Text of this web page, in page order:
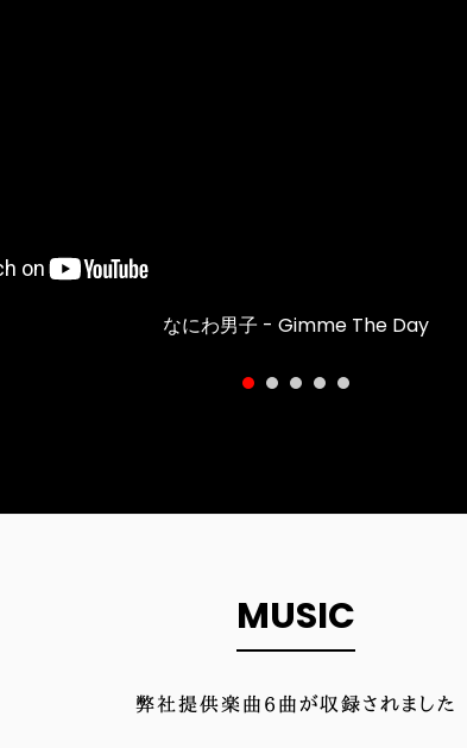
なにわ男子 - Gimme The Day
MUSIC
弊社提供楽曲 6 曲が収録されました